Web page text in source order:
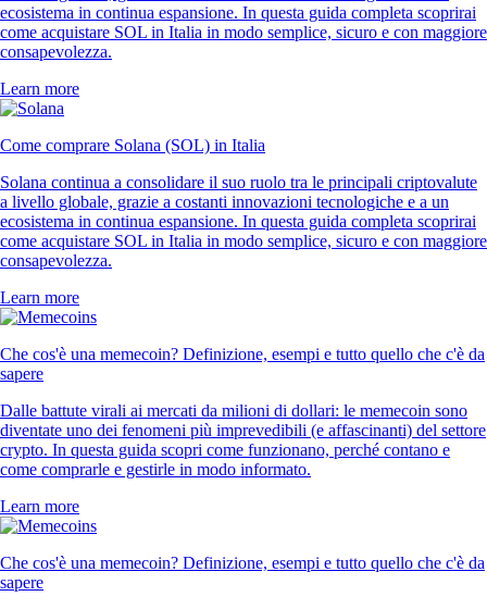
ecosistema in continua espansione. In questa guida completa scoprirai
come acquistare SOL in Italia in modo semplice, sicuro e con maggiore
consapevolezza.
Learn more
Come comprare Solana (SOL) in Italia
Solana continua a consolidare il suo ruolo tra le principali criptovalute
a livello globale, grazie a costanti innovazioni tecnologiche e a un
ecosistema in continua espansione. In questa guida completa scoprirai
come acquistare SOL in Italia in modo semplice, sicuro e con maggiore
consapevolezza.
Learn more
Che cos'è una memecoin? Definizione, esempi e tutto quello che c'è da
sapere
Dalle battute virali ai mercati da milioni di dollari: le memecoin sono
diventate uno dei fenomeni più imprevedibili (e affascinanti) del settore
crypto. In questa guida scopri come funzionano, perché contano e
come comprarle e gestirle in modo informato.
Learn more
Che cos'è una memecoin? Definizione, esempi e tutto quello che c'è da
sapere